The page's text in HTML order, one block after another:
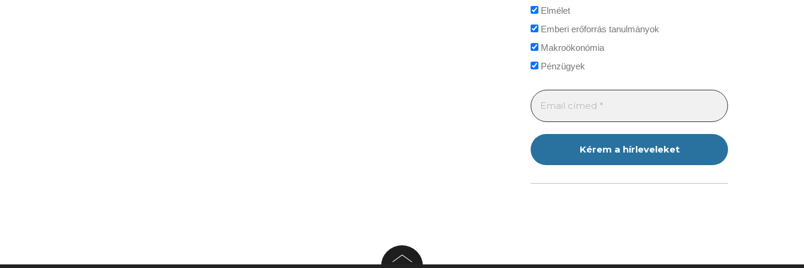
Elmélet
Emberi erőforrás tanulmányok
Makroökonómia
Pénzügyek